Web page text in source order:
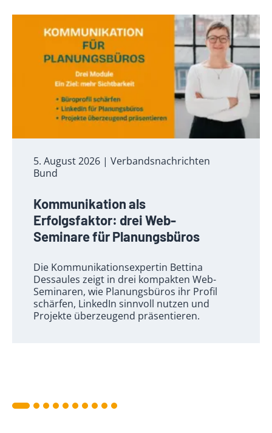
5. August 2026 | Verbandsnachrichten
Bund
Kommunikation als
Erfolgsfaktor: drei Web-
Seminare für Planungsbüros
Die Kommunikationsexpertin Bettina
Dessaules zeigt in drei kompakten Web-
Seminaren, wie Planungsbüros ihr Profil
schärfen, LinkedIn sinnvoll nutzen und
Projekte überzeugend präsentieren.